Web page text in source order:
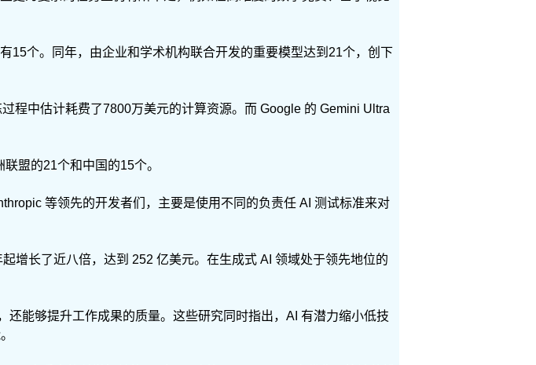
15个。同年，由企业和学术机构联合开发的重要模型达到21个，创下
程中估计耗费了7800万美元的计算资源。而 Google 的 Gemini Ultra
盟的21个和中国的15个。
等领先的开发者们，主要是使用不同的负责任 AI 测试标准来对
增长了近八倍，达到 252 亿美元。在生成式 AI 领域处于领先地位的
能够提升工作成果的质量。这些研究同时指出，AI 有潜力缩小低技